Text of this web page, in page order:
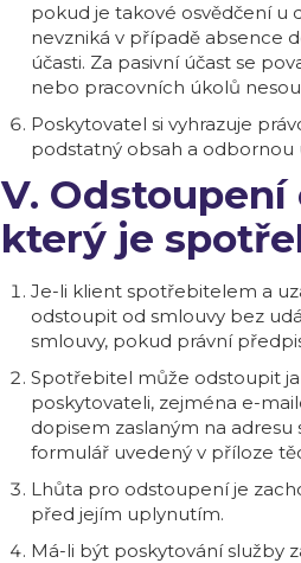
pokud je takové osvědčení u
nevzniká v případě absence
účasti. Za pasivní účast se
nebo pracovních úkolů
Poskytovatel si vyhrazuje
podstatný obsah a odbornou
V.
který je
Je-li klient spotřebitelem a
odstoupit od smlouvy bez
smlouvy, pokud právní
Spotřebitel může odstoupit
poskytovateli, zejména e-
dopisem zaslaným na
formulář uvedený v příloze
Lhůta pro odstoupení je
před jejím uplynutím.
Má-li být poskytování služby